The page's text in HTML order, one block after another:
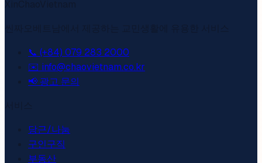
📞 (+84) 079 283 2000
✉️ info@chaovietnam.co.kr
📢 광고 문의
당근/나눔
구인구직
부동산